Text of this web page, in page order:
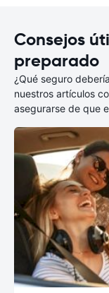
Consejos
preparado
¿Qué seguro
nuestros artículos
asegurarse de que